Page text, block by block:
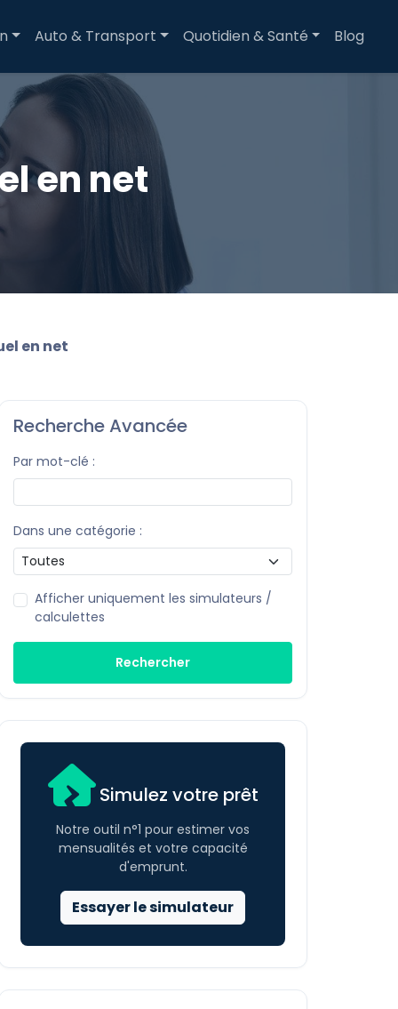
Auto & Transport Quotidien & Santé Blog
en net
en net
Recherche Avancée
Par mot-clé :
Dans une catégorie :
Afficher uniquement les simulateurs /
calculettes
Rechercher
Simulez votre prêt
Notre outil n°1 pour estimer vos
mensualités et votre capacité
d'emprunt.
Essayer le simulateur